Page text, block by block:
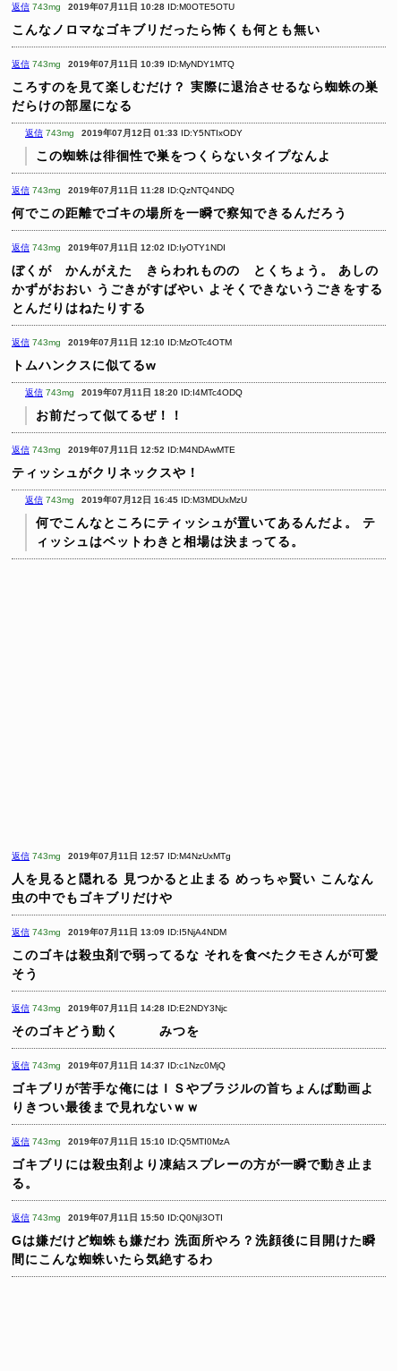
返信 743mg 2019年07月11日 10:28 ID:M0OTE5OTU
こんなノロマなゴキブリだったら怖くも何とも無い
返信 743mg 2019年07月11日 10:39 ID:MyNDY1MTQ
ころすのを見て楽しむだけ？ 実際に退治させるなら蜘蛛の巣
だらけの部屋になる
返信 743mg 2019年07月12日 01:33 ID:Y5NTIxODY
この蜘蛛は徘徊性で巣をつくらないタイプなんよ
返信 743mg 2019年07月11日 11:28 ID:QzNTQ4NDQ
何でこの距離でゴキの場所を一瞬で察知できるんだろう
返信 743mg 2019年07月11日 12:02 ID:IyOTY1NDI
ぼくが かんがえた きらわれものの とくちょう。
あしの
かずがおおい うごきがすばやい よそくできないうごきをする
とんだりはねたりする
返信 743mg 2019年07月11日 12:10 ID:MzOTc4OTM
トムハンクスに似てるw
返信 743mg 2019年07月11日 18:20 ID:I4MTc4ODQ
お前だって似てるぜ！！
返信 743mg 2019年07月11日 12:52 ID:M4NDAwMTE
ティッシュがクリネックスや！
返信 743mg 2019年07月12日 16:45 ID:M3MDUxMzU
何でこんなところにティッシュが置いてあるんだよ。
テ
ィッシュはベットわきと相場は決まってる。
返信 743mg 2019年07月11日 12:57 ID:M4NzUxMTg
人を見ると隠れる 見つかると止まる めっちゃ賢い こんなん
虫の中でもゴキブリだけや
返信 743mg 2019年07月11日 13:09 ID:I5NjA4NDM
このゴキは殺虫剤で弱ってるな それを食べたクモさんが可愛
そう
返信 743mg 2019年07月11日 14:28 ID:E2NDY3Njc
そのゴキどう動く みつを
返信 743mg 2019年07月11日 14:37 ID:c1Nzc0MjQ
ゴキブリが苦手な俺にはＩＳやブラジルの首ちょんぱ動画よ
りきつい最後まで見れないｗｗ
返信 743mg 2019年07月11日 15:10 ID:Q5MTI0MzA
ゴキブリには殺虫剤より凍結スプレーの方が一瞬で動き止ま
る。
返信 743mg 2019年07月11日 15:50 ID:Q0NjI3OTI
Gは嫌だけど蜘蛛も嫌だわ 洗面所やろ？洗顔後に目開けた瞬
間にこんな蜘蛛いたら気絶するわ